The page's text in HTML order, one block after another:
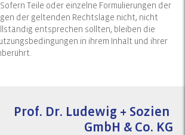
Teile oder einzelne Formulierungen der
der geltenden Rechtslage nicht, nicht
entsprechen sollten, bleiben die
in ihrem Inhalt und ihrer
Prof. Dr. Ludewig + Sozien
GmbH & Co. KG